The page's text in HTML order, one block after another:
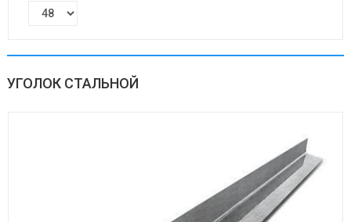
УГОЛОК СТАЛЬНОЙ